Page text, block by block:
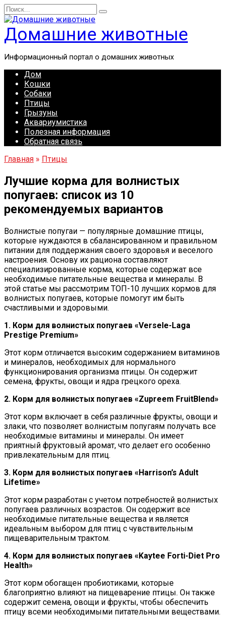
Перейти
к
содержанию
Search
for:
Домашние животные
Информационный портал о домашних животных
Дом
Кошки
Собаки
Птицы
Грызуны
Аквариумистика
Полезная информация
Обратная связь
Главная » Птицы
Лучшие корма для волнистых
попугаев: список из 10
рекомендуемых вариантов
Волнистые попугаи — популярные домашние птицы,
которые нуждаются в сбалансированном и правильном
питании для поддержания своего здоровья и веселого
настроения. Основу их рациона составляют
специализированные корма, которые содержат все
необходимые питательные вещества и минералы. В
этой статье мы рассмотрим ТОП-10 лучших кормов для
волнистых попугаев, которые помогут им быть
счастливыми и здоровыми.
1. Корм для волнистых попугаев «Versele-Laga
Prestige Premium»
Этот корм отличается высоким содержанием витаминов
и минералов, необходимых для нормального
функционирования организма птицы. Он содержит
семена, фрукты, овощи и ядра грецкого ореха.
2. Корм для волнистых попугаев «Zupreem FruitBlend»
Этот корм включает в себя различные фрукты, овощи и
злаки, что позволяет волнистым попугаям получать все
необходимые витамины и минералы. Он имеет
приятный фруктовый аромат, что делает его особенно
привлекательным для птиц.
3. Корм для волнистых попугаев «Harrison’s Adult
Lifetime»
Этот корм разработан с учетом потребностей волнистых
попугаев различных возрастов. Он содержит все
необходимые питательные вещества и является
идеальным выбором для птиц с чувствительным
пищеварительным трактом.
4. Корм для волнистых попугаев «Kaytee Forti-Diet Pro
Health»
Этот корм обогащен пробиотиками, которые
благоприятно влияют на пищеварение птицы. Он также
содержит семена, овощи и фрукты, чтобы обеспечить
птицу всеми необходимыми питательными веществами.